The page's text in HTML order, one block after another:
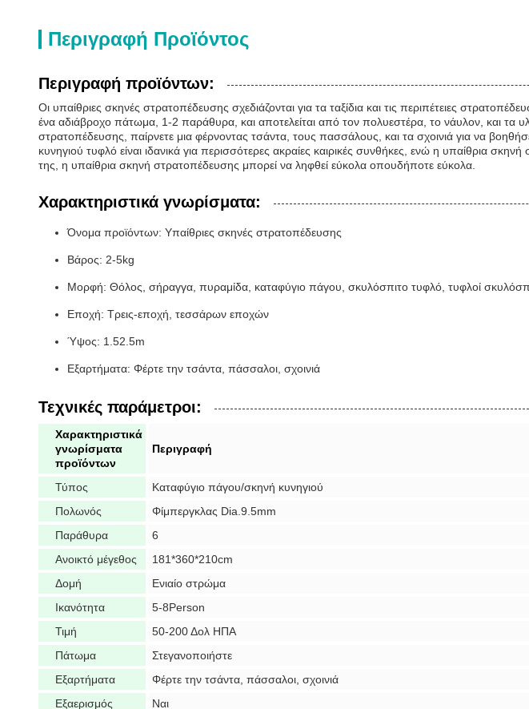
Περιγραφή Προϊόντος
Περιγραφή προϊόντων:
Οι υπαίθριες σκηνές στρατοπέδευσης σχεδιάζονται για τα ταξίδια και τις περιπέτειες
ένα αδιάβροχο πάτωμα, 1-2 παράθυρα, και αποτελείται από τον πολυεστέρα, το νάυλον, και τα
στρατοπέδευσης, παίρνετε μια φέρνοντας τσάντα, τους πασσάλους, και τα σχοινιά για να
κυνηγιού τυφλό είναι ιδανικά για περισσότερες ακραίες καιρικές συνθήκες, ενώ η υπαίθρια
της, η υπαίθρια σκηνή στρατοπέδευσης μπορεί να ληφθεί εύκολα οπουδήποτε εύκολα.
Χαρακτηριστικά γνωρίσματα:
Όνομα προϊόντων: Υπαίθριες σκηνές στρατοπέδευσης
Βάρος: 2-5kg
Μορφή: Θόλος, σήραγγα, πυραμίδα, καταφύγιο πάγου, σκυλόσπιτο τυφλό, τυφλοί
Εποχή: Τρεις-εποχή, τεσσάρων εποχών
Ύψος: 1.52.5m
Εξαρτήματα: Φέρτε την τσάντα, πάσσαλοι, σχοινιά
Τεχνικές παράμετροι:
Χαρακτηριστικά
γνωρίσματα
προϊόντων
Περιγραφή
Τύπος
Καταφύγιο πάγου/σκηνή κυνηγιού
Πολωνός
Φίμπεργκλας Dia.9.5mm
Παράθυρα
6
Ανοικτό μέγεθος
181*360*210cm
Δομή
Ενιαίο στρώμα
Ικανότητα
5-8Person
Τιμή
50-200 Δολ ΗΠΑ
Πάτωμα
Στεγανοποιήστε
Εξαρτήματα
Φέρτε την τσάντα, πάσσαλοι, σχοινιά
Εξαερισμός
Ναι